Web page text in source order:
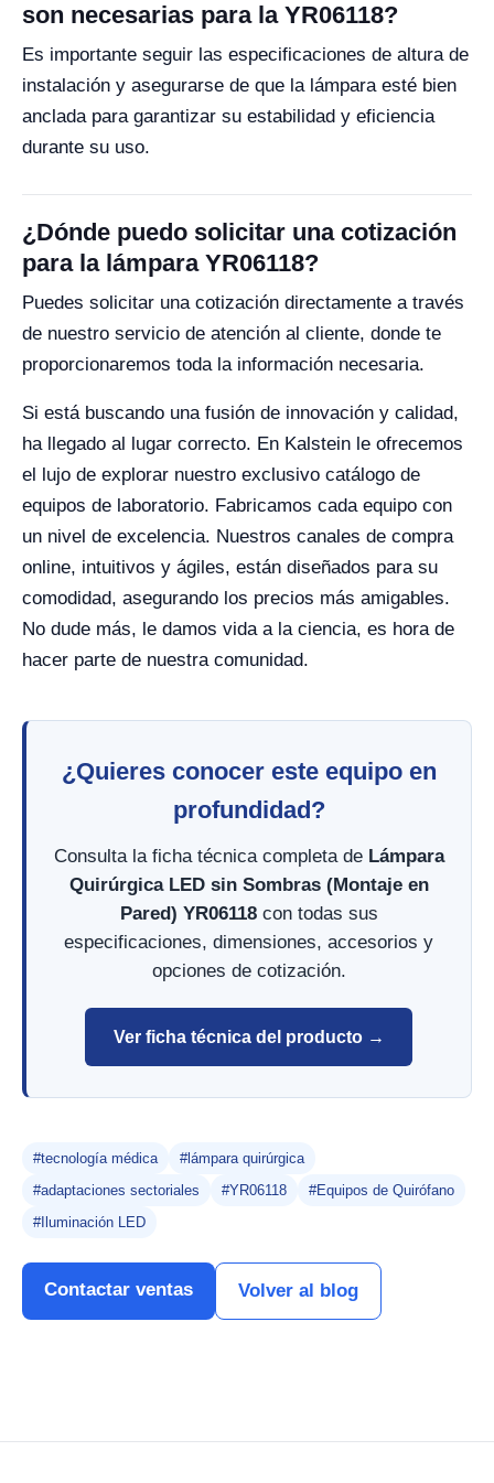
son necesarias para la YR06118?
Es importante seguir las especificaciones de altura de
instalación y asegurarse de que la lámpara esté bien
anclada para garantizar su estabilidad y eficiencia
durante su uso.
¿Dónde puedo solicitar una cotización
para la lámpara YR06118?
Puedes solicitar una cotización directamente a través
de nuestro servicio de atención al cliente, donde te
proporcionaremos toda la información necesaria.
Si está buscando una fusión de innovación y calidad,
ha llegado al lugar correcto. En Kalstein le ofrecemos
el lujo de explorar nuestro exclusivo catálogo de
equipos de laboratorio. Fabricamos cada equipo con
un nivel de excelencia. Nuestros canales de compra
online, intuitivos y ágiles, están diseñados para su
comodidad, asegurando los precios más amigables.
No dude más, le damos vida a la ciencia, es hora de
hacer parte de nuestra comunidad.
¿Quieres conocer este equipo en
profundidad?
Consulta la ficha técnica completa de Lámpara
Quirúrgica LED sin Sombras (Montaje en
Pared) YR06118con todas sus
especificaciones, dimensiones, accesorios y
opciones de cotización.
Ver ficha técnica del producto →
#tecnología médica
#lámpara quirúrgica
#adaptaciones sectoriales
#YR06118
#Equipos de Quirófano
#Iluminación LED
Contactar ventas Volver al blog